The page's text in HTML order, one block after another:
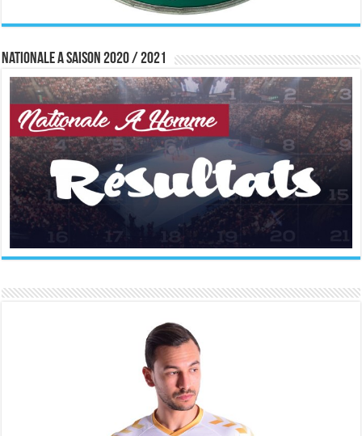
Nationale A saison 2020 / 2021